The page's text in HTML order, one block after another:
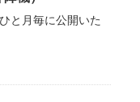
と月毎に公開いた